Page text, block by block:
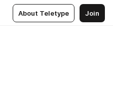
About Teletype Join